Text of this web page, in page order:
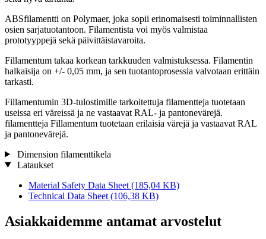
ABSfilamentti on Polymaer, joka sopii erinomaisesti toiminnallisten
osien sarjatuotantoon. Filamentista voi myös valmistaa
prototyyppejä sekä päivittäistavaroita.
Fillamentum takaa korkean tarkkuuden valmistuksessa. Filamentin
halkaisija on +/- 0,05 mm, ja sen tuotantoprosessia valvotaan erittäin
tarkasti.
Fillamentumin 3D-tulostimille tarkoitettuja filamentteja tuotetaan
useissa eri väreissä ja ne vastaavat RAL- ja pantonevärejä.
filamentteja Fillamentum tuotetaan erilaisia ​​värejä ja vastaavat RAL
ja pantonevärejä.
Dimension filamenttikela
Lataukset
Material Safety Data Sheet (185,04 KB)
Technical Data Sheet (106,38 KB)
Asiakkaidemme antamat arvostelut